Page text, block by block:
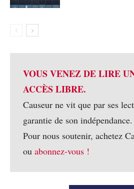
VOUS VENEZ DE LIRE
ACCÈS LIBRE.
Causeur ne vit que par ses
garantie de son indépendance.
Pour nous soutenir, achetez
ou abonnez-vous !